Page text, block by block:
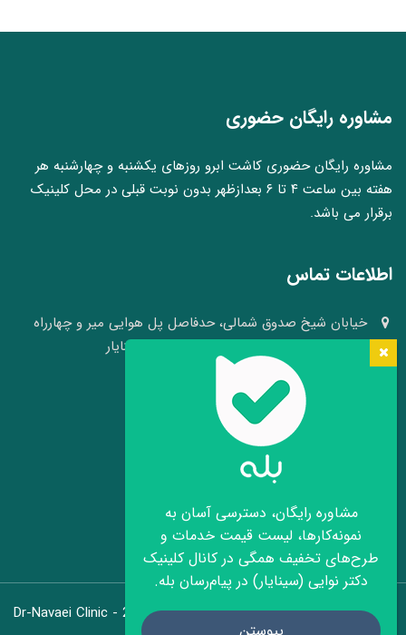
مشاوره رایگان حضوری
مشاوره رایگان حضوری کاشت ابرو روزهای یکشنبه و چهارشنبه هر
هفته بین ساعت ۴ تا ۶ بعدازظهر بدون نوبت قبلی در محل کلینیک
برقرار می باشد.
اطلاعات تماس
خیابان شیخ صدوق شمالی، حدفاصل پل هوایی میر و چهارراه
وکلا، نبش کوچه ۴۱، کلینیک پوست و مو سینایار
info[at]hairheadface.com
موقعیت کلینیک روی نقشه
Dr-Navaei Clinic - 2026
مشاوره رایگان، دسترسی آسان به
نمونه‌کارها، لیست قیمت خدمات و
طرح‌های تخفیف همگی در کانال کلینیک
دکتر نوایی (سینایار) در پیام‌رسان بله.
تماس با ما